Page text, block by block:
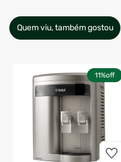
Quem viu, também gostou
11%off